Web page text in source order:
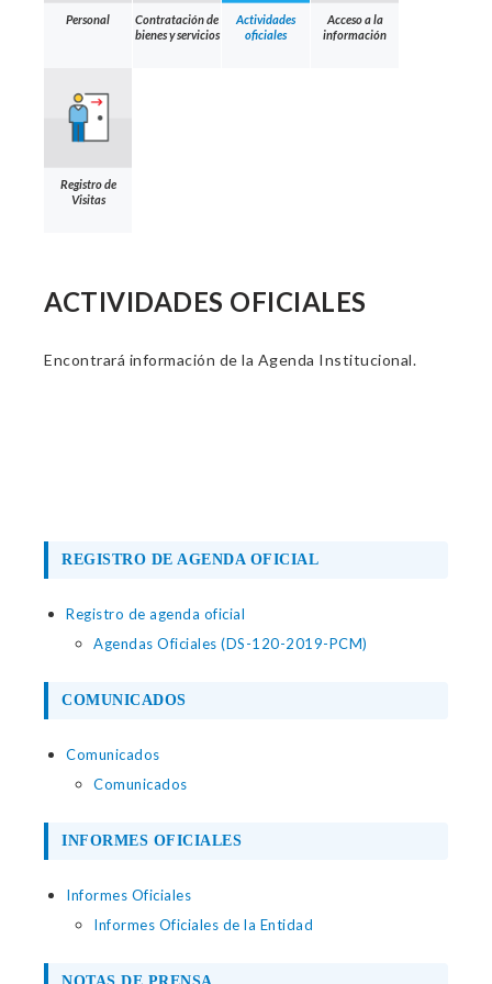
Personal
Contratación de
bienes y servicios
Actividades
oficiales
Acceso a la
información
Registro de
Visitas
ACTIVIDADES OFICIALES
Encontrará información de la Agenda Institucional.
REGISTRO DE AGENDA OFICIAL
Registro de agenda oficial
Agendas Oficiales (DS-120-2019-PCM)
COMUNICADOS
Comunicados
Comunicados
INFORMES OFICIALES
Informes Oficiales
Informes Oficiales de la Entidad